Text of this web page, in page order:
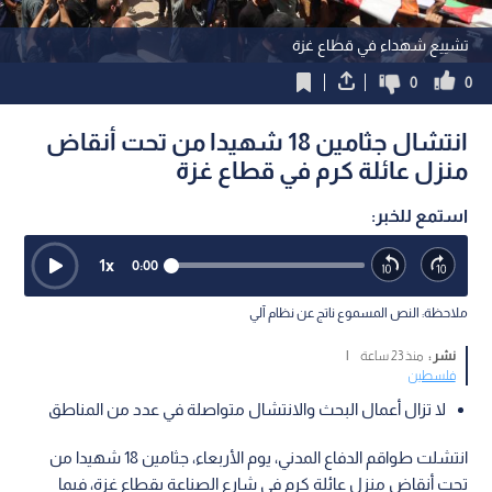
تشييع شهداء في قطاع غزة
0
0
انتشال جثامين 18 شهيدا من تحت أنقاض
منزل عائلة كرم في قطاع غزة
استمع للخبر:
0:00
1x
ملاحظة: النص المسموع ناتج عن نظام آلي
نشر : منذ 23 ساعة
|
فلسطين
لا تزال أعمال البحث والانتشال متواصلة في عدد من المناطق
انتشلت طواقم الدفاع المدني، يوم الأربعاء، جثامين 18 شهيدا من
تحت أنقاض منزل عائلة كرم في شارع الصناعة بقطاع غزة، فيما